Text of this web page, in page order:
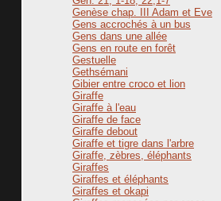
Genèse chap. III Adam et Eve
Gens accrochés à un bus
Gens dans une allée
Gens en route en forêt
Gestuelle
Gethsémani
Gibier entre croco et lion
Giraffe
Giraffe à l'eau
Giraffe de face
Giraffe debout
Giraffe et tigre dans l'arbre
Giraffe, zèbres, éléphants
Giraffes
Giraffes et éléphants
Giraffes et okapi